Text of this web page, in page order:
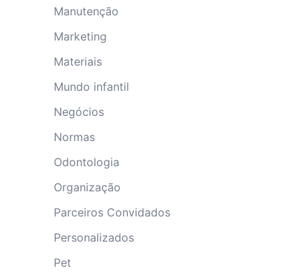
Manutenção
Marketing
Materiais
Mundo infantil
Negócios
Normas
Odontologia
Organização
Parceiros Convidados
Personalizados
Pet